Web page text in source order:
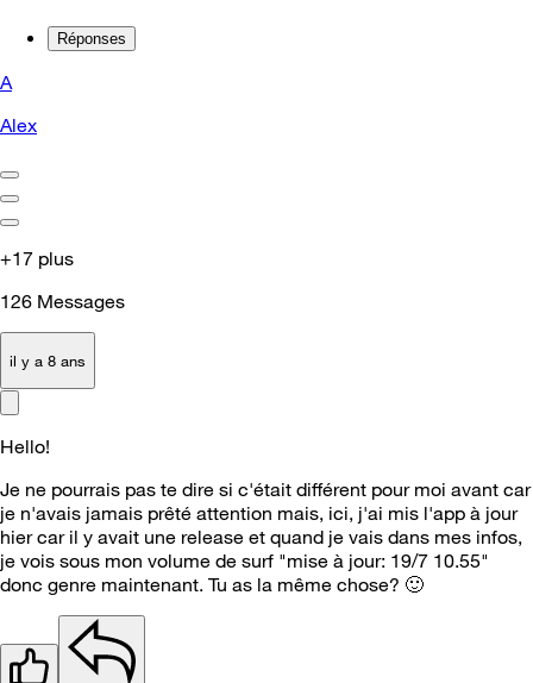
Réponses
A
Alex
+17 plus
126 Messages
il y a 8 ans
Hello!
Je ne pourrais pas te dire si c'était différent pour moi avant car
je n'avais jamais prêté attention mais, ici, j'ai mis l'app à jour
hier car il y avait une release et quand je vais dans mes infos,
je vois sous mon volume de surf "mise à jour: 19/7 10.55"
donc genre maintenant. Tu as la même chose? 🙂